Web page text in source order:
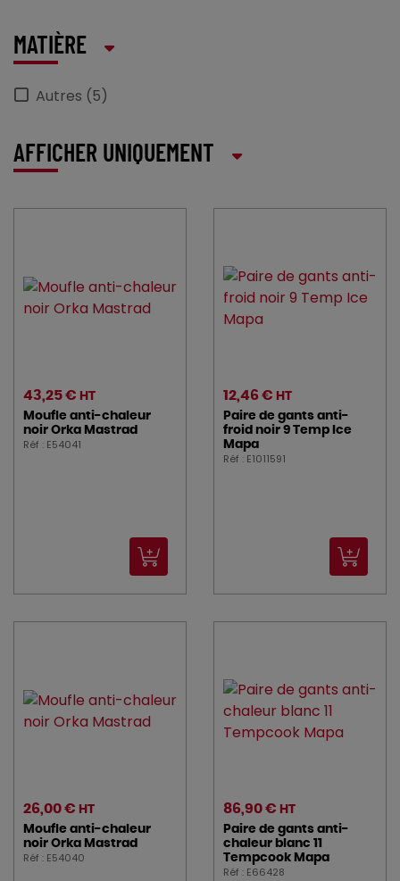
MATIÈRE
Autres (5)
AFFICHER UNIQUEMENT
43,25 € HT
Moufle anti-chaleur
noir Orka Mastrad
Réf : E54041
12,46 € HT
Paire de gants anti-
froid noir 9 Temp Ice
Mapa
Réf : E1011591
26,00 € HT
Moufle anti-chaleur
noir Orka Mastrad
Réf : E54040
86,90 € HT
Paire de gants anti-
chaleur blanc 11
Tempcook Mapa
Réf : E66428